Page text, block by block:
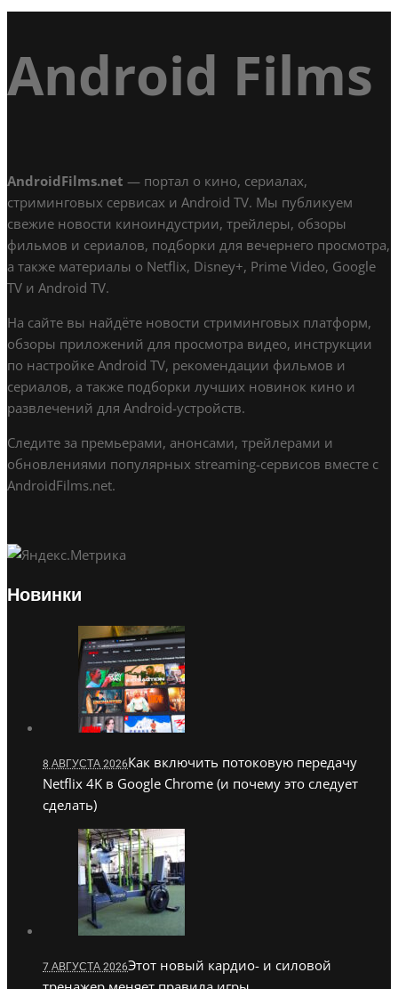
Android Films
AndroidFilms.net — портал о кино, сериалах,
стриминговых сервисах и Android TV. Мы публикуем
свежие новости киноиндустрии, трейлеры, обзоры
фильмов и сериалов, подборки для вечернего просмотра,
а также материалы о Netflix, Disney+, Prime Video, Google
TV и Android TV.
На сайте вы найдёте новости стриминговых платформ,
обзоры приложений для просмотра видео, инструкции
по настройке Android TV, рекомендации фильмов и
сериалов, а также подборки лучших новинок кино и
развлечений для Android-устройств.
Следите за премьерами, анонсами, трейлерами и
обновлениями популярных streaming-сервисов вместе с
AndroidFilms.net.
Новинки
8 АВГУСТА 2026Как включить потоковую передачу
Netflix 4K в Google Chrome (и почему это следует
сделать)
7 АВГУСТА 2026Этот новый кардио- и силовой